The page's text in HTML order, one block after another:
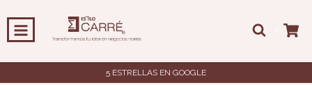
5 ESTRELLAS EN GOOGLE